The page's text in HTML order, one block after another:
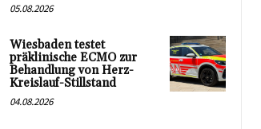
05.08.2026
Wiesbaden testet
präklinische ECMO zur
Behandlung von Herz-
Kreislauf-Stillstand
04.08.2026